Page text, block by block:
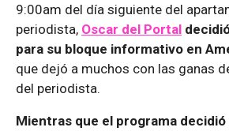
9:00am del día siguiente del
periodista, Oscar del Portal
para su bloque informativo en
que dejó a muchos con las ganas
del periodista.
Mientras que el programa